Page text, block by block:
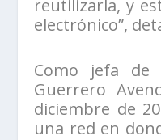
reutilizarla, y
electrónico”,
Como jefa de
Guerrero
diciembre de
una red en